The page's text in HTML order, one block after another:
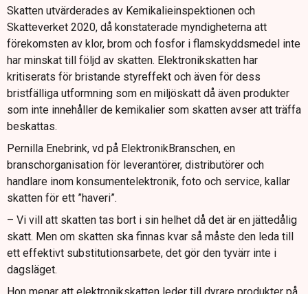
Skatten utvärderades av Kemikalieinspektionen och
Skatteverket 2020, då konstaterade myndigheterna att
förekomsten av klor, brom och fosfor i flamskyddsmedel inte
har minskat till följd av skatten. Elektronikskatten har
kritiserats för bristande styreffekt och även för dess
bristfälliga utformning som en miljöskatt då även produkter
som inte innehåller de kemikalier som skatten avser att träffa
beskattas.
Pernilla Enebrink, vd på ElektronikBranschen, en
branschorganisation för leverantörer, distributörer och
handlare inom konsumentelektronik, foto och service, kallar
skatten för ett ”haveri”.
– Vi vill att skatten tas bort i sin helhet då det är en jättedålig
skatt. Men om skatten ska finnas kvar så måste den leda till
ett effektivt substitutionsarbete, det gör den tyvärr inte i
dagsläget.